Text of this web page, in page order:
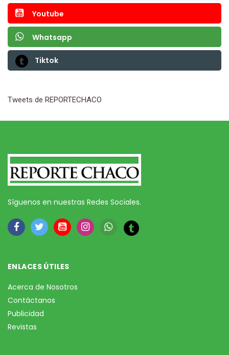
Youtube
Whatsapp
Tiktok
Tweets de REPORTECHACO
Síguenos en nuestras Redes Sociales.
ENLACES ÚTILES
Acerca de Nosotros
Contáctanos
Publicidad
Revistas